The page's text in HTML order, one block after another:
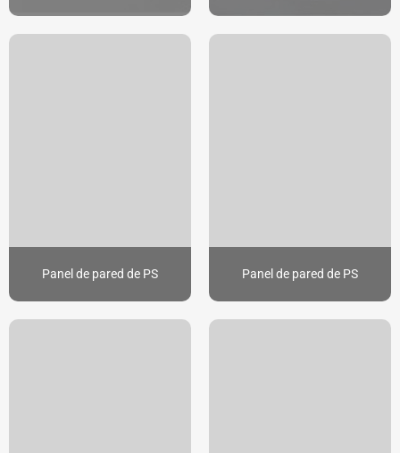
Panel de pared de PS Panel de pared de PS